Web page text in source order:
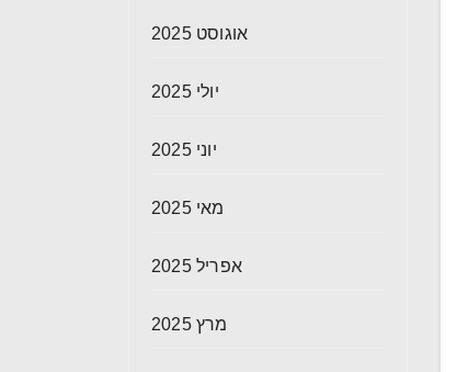
אוגוסט 2025
יולי 2025
יוני 2025
מאי 2025
אפריל 2025
מרץ 2025